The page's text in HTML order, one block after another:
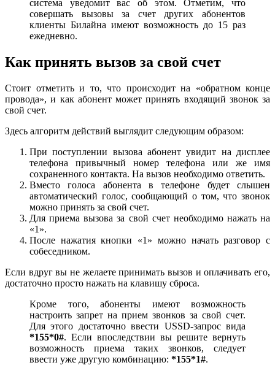
система уведомит вас об этом. Отметим, что
совершать вызовы за счет других абонентов
клиенты Билайна имеют возможность до 15 раз
ежедневно.
Как принять вызов за свой счет
Стоит отметить и то, что происходит на «обратном конце
провода», и как абонент может принять входящий звонок за
свой счет.
Здесь алгоритм действий выглядит следующим образом:
При поступлении вызова абонент увидит на дисплее
телефона привычный номер телефона или же имя
сохраненного контакта. На вызов необходимо ответить.
Вместо голоса абонента в телефоне будет слышен
автоматический голос, сообщающий о том, что звонок
можно принять за свой счет.
Для приема вызова за свой счет необходимо нажать на
«1».
После нажатия кнопки «1» можно начать разговор с
собеседником.
Если вдруг вы не желаете принимать вызов и оплачивать его,
достаточно просто нажать на клавишу сброса.
Кроме того, абоненты имеют возможность
настроить запрет на прием звонков за свой счет.
Для этого достаточно ввести USSD-запрос вида
*155*0#. Если впоследствии вы решите вернуть
возможность приема таких звонков, следует
ввести уже другую комбинацию: *155*1#.